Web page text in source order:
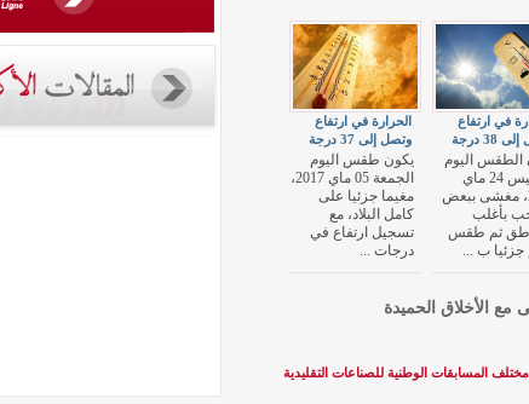
الحرارة في ارتفاع
وتصل إلى 37 درجة
يكون طقس اليوم
الجمعة 05 ماي 2017،
مغيما جزئيا على
كامل البلاد، مع
تسجيل ارتفاع في
درجات ...
في ارتفاع
38 درجة
الطقس اليوم
الخميس 24 ماي
2018، مغشى ببعض
بأغلب
ثم طقس
جزئيا ب ...
مع الأخلاق الحميدة
المسابقات الوطنية للصناعات التقليدية